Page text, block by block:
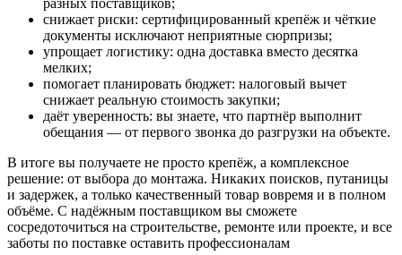
разных поставщиков;
снижает риски: сертифицированный крепёж и чёткие
документы исключают неприятные сюрпризы;
упрощает логистику: одна доставка вместо десятка
мелких;
помогает планировать бюджет: налоговый вычет
снижает реальную стоимость закупки;
даёт уверенность: вы знаете, что партнёр выполнит
обещания — от первого звонка до разгрузки на объекте.
В итоге вы получаете не просто крепёж, а комплексное
решение: от выбора до монтажа. Никаких поисков, путаницы
и задержек, а только качественный товар вовремя и в полном
объёме. С надёжным поставщиком вы сможете
сосредоточиться на строительстве, ремонте или проекте, и все
заботы по поставке оставить профессионалам